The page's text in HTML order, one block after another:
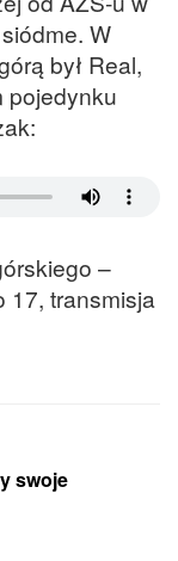
W
był Real,
pojedynku
–
17, transmisja
swoje